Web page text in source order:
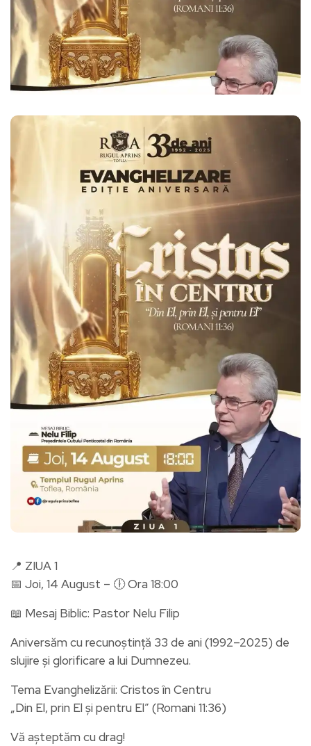
📍 ZIUA 1
📅 Joi, 14 August – 🕕 Ora 18:00
📖 Mesaj Biblic: Pastor Nelu Filip
Aniversăm cu recunoștință 33 de ani (1992–2025) de
slujire și glorificare a lui Dumnezeu.
Tema Evanghelizării: Cristos în Centru
„Din El, prin El și pentru El” (Romani 11:36)
Vă așteptăm cu drag!